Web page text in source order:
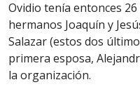
Ovidio tenía entonces
hermanos Joaquín y
Salazar (estos dos
primera esposa,
la organización.